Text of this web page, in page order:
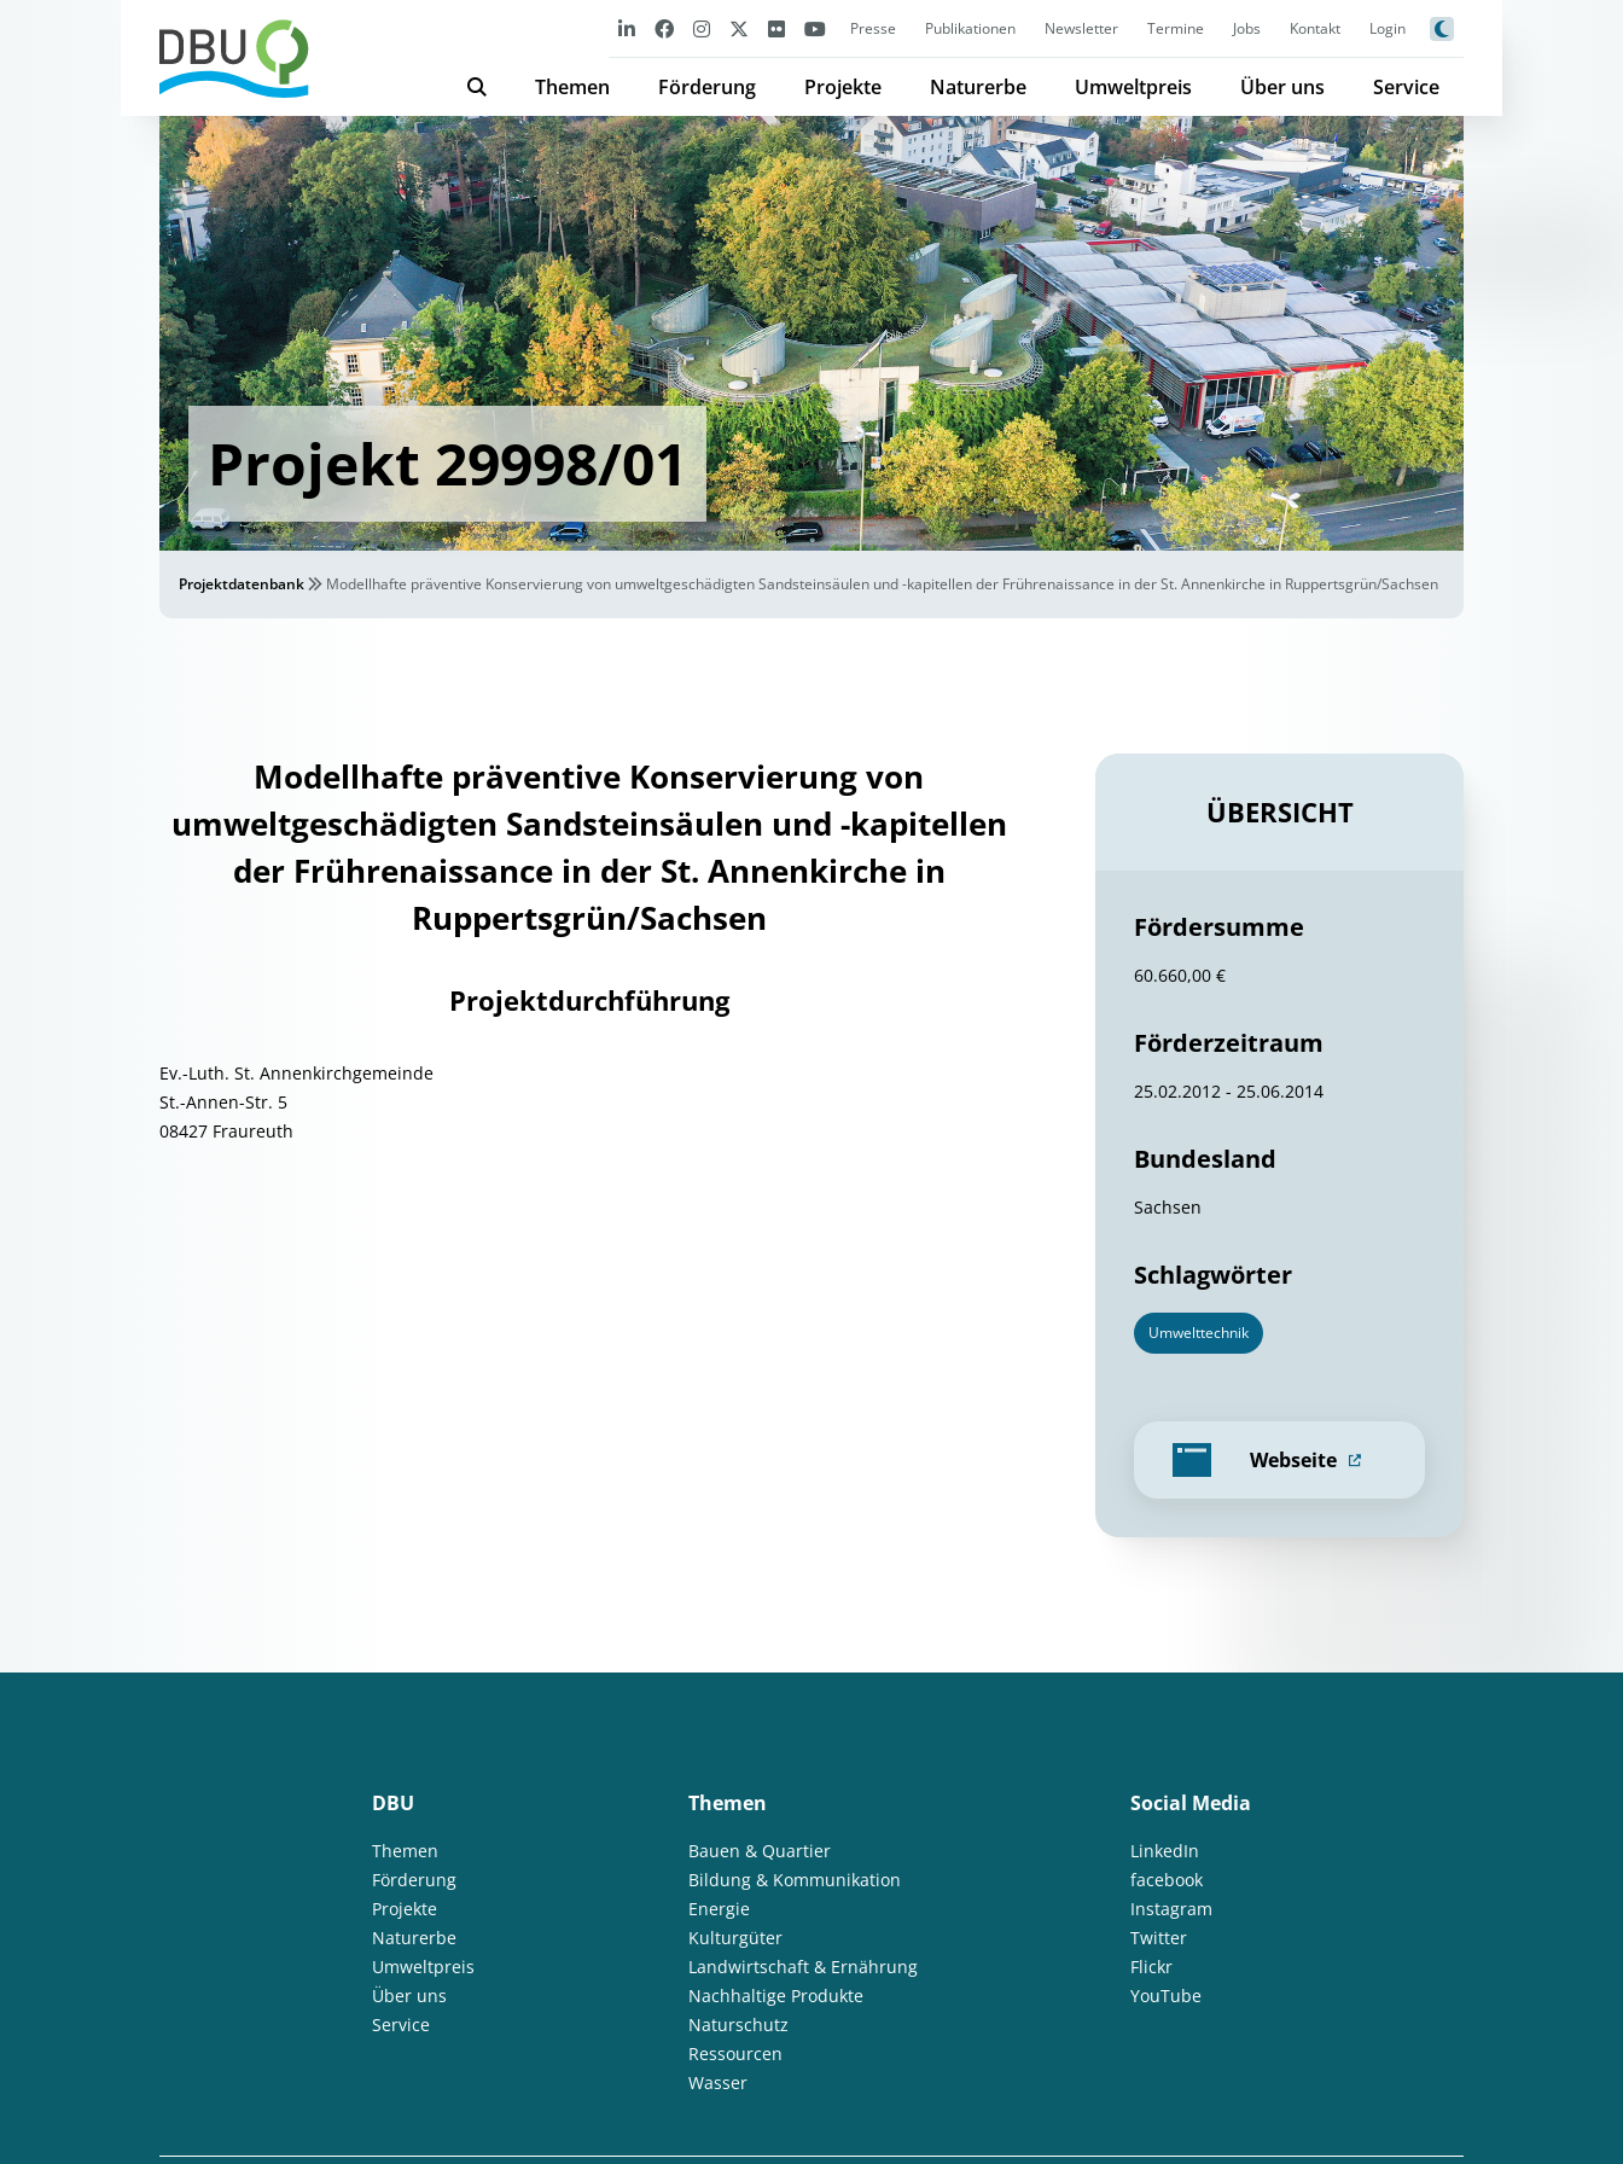
Presse Publikationen Newsletter Termine Jobs Kontakt Login
Themen Förderung Projekte Naturerbe Umweltpreis Über uns Service
Projekt 29998/01
Projektdatenbank Modellhafte präventive Konservierung von umweltgeschädigten Sandsteinsäulen und -kapitellen der Frührenaissance in der St. Annenkirche in Ruppertsgrün/Sachsen
Modellhafte präventive Konservierung von
umweltgeschädigten Sandsteinsäulen und -kapitellen
der Frührenaissance in der St. Annenkirche in
Ruppertsgrün/Sachsen
Projektdurchführung
Ev.-Luth. St. Annenkirchgemeinde
St.-Annen-Str. 5
08427 Fraureuth
ÜBERSICHT
Fördersumme
60.660,00 €
Förderzeitraum
25.02.2012 - 25.06.2014
Bundesland
Sachsen
Schlagwörter
Umwelttechnik
Webseite
DBU
Themen
Förderung
Projekte
Naturerbe
Umweltpreis
Über uns
Service
Themen
Bauen & Quartier
Bildung & Kommunikation
Energie
Kulturgüter
Landwirtschaft & Ernährung
Nachhaltige Produkte
Naturschutz
Ressourcen
Wasser
Social Media
LinkedIn
facebook
Instagram
Twitter
Flickr
YouTube